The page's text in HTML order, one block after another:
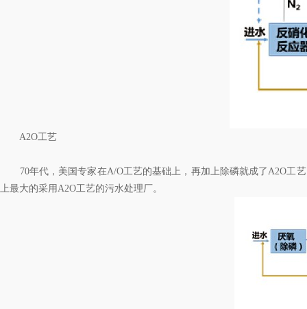
A2O工艺
70年代，美国专家在A/O工艺的基础上，再加上除磷就成了A2O工艺
上最大的采用A2O工艺的污水处理厂。